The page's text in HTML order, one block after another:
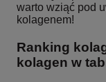
warto wziąć pod
kolagenem!
Ranking
kolagen w